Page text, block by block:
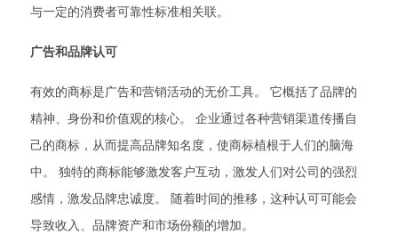
与一定的消费者可靠性标准相关联。
广告和品牌认可
有效的商标是广告和营销活动的无价工具。 它概括了品牌的
精神、身份和价值观的核心。 企业通过各种营销渠道传播自
己的商标，从而提高品牌知名度，使商标植根于人们的脑海
中。 独特的商标能够激发客户互动，激发人们对公司的强烈
感情，激发品牌忠诚度。 随着时间的推移，这种认可可能会
导致收入、品牌资产和市场份额的增加。